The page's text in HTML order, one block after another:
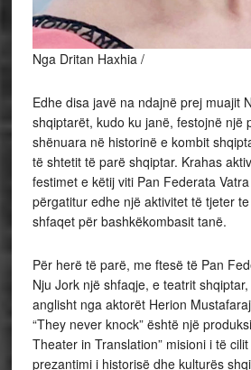
Nga Dritan Haxhia /
Edhe disa javë na ndajnë prej muajit
shqiptarët, kudo ku janë, festojnë një
shënuara në historinë e kombit
të shtetit të parë shqiptar. Krahas
festimet e këtij viti Pan Federata
përgatitur edhe një aktivitet të tjeter
shfaqet për bashkëkombasit tanë.
Për herë të parë, me ftesë të Pan
Nju Jork një shfaqje, e teatrit
anglisht nga aktorët Herion
“They never knock” është një
Theater in Translation” misioni i të
prezantimi i historisë dhe kulturës